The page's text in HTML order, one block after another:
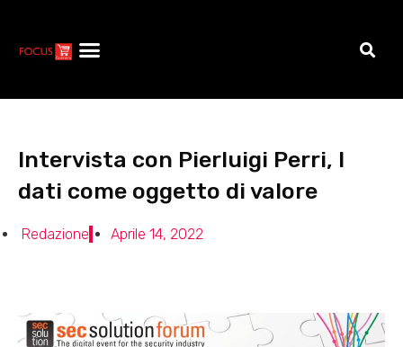
Intervista con Pierluigi Perri, I
dati come oggetto di valore
Redazione Aprile 14, 2022